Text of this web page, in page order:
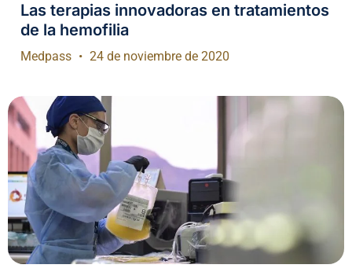
Las terapias innovadoras en tratamientos
de la hemofilia
Medpass 24 de noviembre de 2020